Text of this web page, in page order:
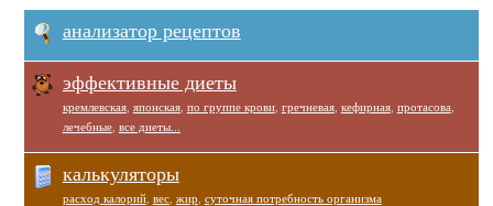
анализатор рецептов
эффективные диеты
кремлевская, японская, по группе крови, гречневая, кефирная, протасова
лечебные, все диеты...
калькуляторы
расход калорий, вес, жир суточная потребность организма